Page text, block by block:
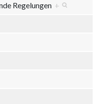
Regelungen +